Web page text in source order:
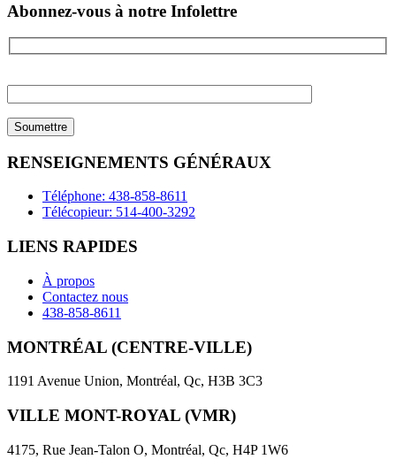
Abonnez-vous à notre Infolettre
field
empty.
RENSEIGNEMENTS GÉNÉRAUX
Téléphone: 438-858-8611
Télécopieur: 514-400-3292
LIENS RAPIDES
À propos
Contactez nous
438-858-8611
MONTRÉAL (CENTRE-VILLE)
1191 Avenue Union, Montréal, Qc, H3B 3C3
VILLE MONT-ROYAL (VMR)
4175, Rue Jean-Talon O, Montréal, Qc, H4P 1W6